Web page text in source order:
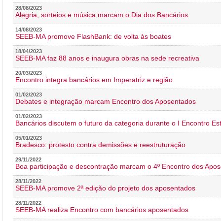
28/08/2023
Alegria, sorteios e música marcam o Dia dos Bancários
14/08/2023
SEEB-MA promove FlashBank: de volta às boates
18/04/2023
SEEB-MA faz 88 anos e inaugura obras na sede recreativa
20/03/2023
Encontro integra bancários em Imperatriz e região
01/02/2023
Debates e integração marcam Encontro dos Aposentados
01/02/2023
Bancários discutem o futuro da categoria durante o I Encontro
05/01/2023
Bradesco: protesto contra demissões e reestruturação
29/11/2022
Boa participação e descontração marcam o 4º Encontro dos
28/11/2022
SEEB-MA promove 2ª edição do projeto dos aposentados
28/11/2022
SEEB-MA realiza Encontro com bancários aposentados